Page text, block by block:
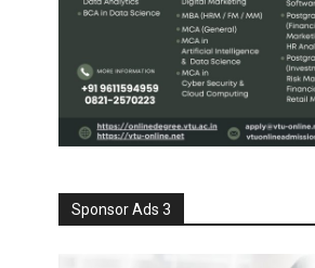
Sponsor Ads 3